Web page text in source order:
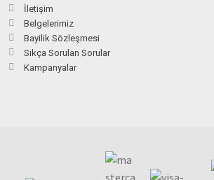
İletişim
Belgelerimiz
Bayilik Sözleşmesi
Sıkça Sorulan Sorular
Kampanyalar